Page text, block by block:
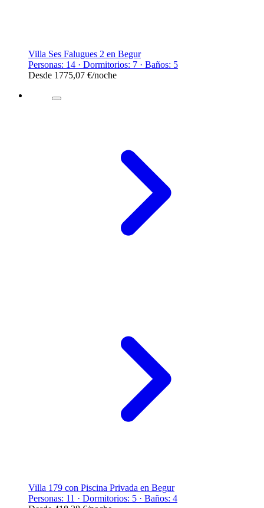
Villa Ses Falugues 2 en Begur
Personas: 14 · Dormitorios: 7 · Baños: 5
Desde 1775,07 €/noche
Villa 179 con Piscina Privada en Begur
Personas: 11 · Dormitorios: 5 · Baños: 4